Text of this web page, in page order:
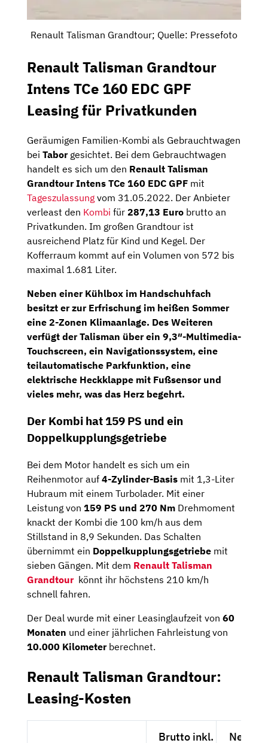
Renault Talisman Grandtour; Quelle: Pressefoto
Renault Talisman Grandtour
Intens TCe 160 EDC GPF
Leasing für Privatkunden
Geräumigen Familien-Kombi als Gebrauchtwagen
bei Taborgesichtet. Bei dem Gebrauchtwagen
handelt es sich um den Renault Talisman
Grandtour Intens TCe 160 EDC GPF mit
Tageszulassung vom 31.05.2022. Der Anbieter
verleast den Kombi für 287,13 Euro brutto an
Privatkunden. Im großen Grandtour ist
ausreichend Platz für Kind und Kegel. Der
Kofferraum kommt auf ein Volumen von 572 bis
maximal 1.681 Liter.
Neben einer Kühlbox im Handschuhfach
besitzt er zur Erfrischung im heißen Sommer
eine 2-Zonen Klimaanlage. Des Weiteren
verfügt der Talisman über ein 9,3″-Multimedia-
Touchscreen, ein Navigationssystem, eine
teilautomatische Parkfunktion, eine
elektrische Heckklappe mit Fußsensor und
vieles mehr, was das Herz begehrt.
Der Kombi hat 159 PS und ein
Doppelkupplungsgetriebe
Bei dem Motor handelt es sich um ein
Reihenmotor auf 4-Zylinder-Basis mit 1,3-Liter
Hubraum mit einem Turbolader. Mit einer
Leistung von 159 PS und 270 Nm Drehmoment
knackt der Kombi die 100 km/h aus dem
Stillstand in 8,9 Sekunden. Das Schalten
übernimmt ein Doppelkupplungsgetriebe mit
sieben Gängen. Mit dem Renault Talisman
Grandtour könnt ihr höchstens 210 km/h
schnell fahren.
Der Deal wurde mit einer Leasinglaufzeit von 60
Monaten und einer jährlichen Fahrleistung von
10.000 Kilometerberechnet.
Renault Talisman Grandtour:
Leasing-Kosten
Brutto inkl. Netto